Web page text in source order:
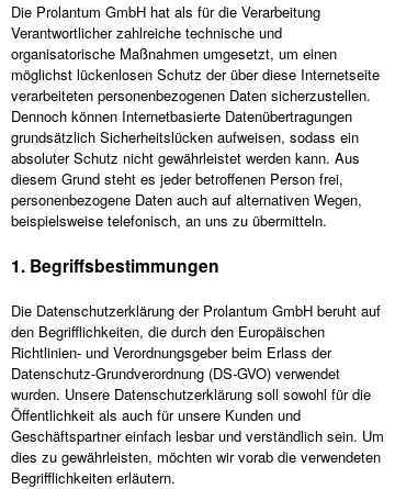
Die Prolantum GmbH hat als für die Verarbeitung
Verantwortlicher zahlreiche technische und
organisatorische Maßnahmen umgesetzt, um einen
möglichst lückenlosen Schutz der über diese Internetseite
verarbeiteten personenbezogenen Daten sicherzustellen.
Dennoch können Internetbasierte Datenübertragungen
grundsätzlich Sicherheitslücken aufweisen, sodass ein
absoluter Schutz nicht gewährleistet werden kann. Aus
diesem Grund steht es jeder betroffenen Person frei,
personenbezogene Daten auch auf alternativen Wegen,
beispielsweise telefonisch, an uns zu übermitteln.
1. Begriffsbestimmungen
Die Datenschutzerklärung der Prolantum GmbH beruht auf
den Begrifflichkeiten, die durch den Europäischen
Richtlinien- und Verordnungsgeber beim Erlass der
Datenschutz-Grundverordnung (DS-GVO) verwendet
wurden. Unsere Datenschutzerklärung soll sowohl für die
Öffentlichkeit als auch für unsere Kunden und
Geschäftspartner einfach lesbar und verständlich sein. Um
dies zu gewährleisten, möchten wir vorab die verwendeten
Begrifflichkeiten erläutern.